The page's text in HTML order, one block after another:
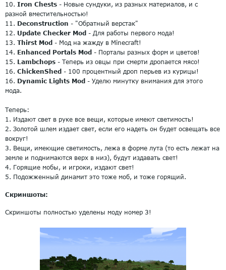
10. Iron Chests - Новые сундуки, из разных материалов, и с
разной вместительностью!
11. Deconstruction - "Обратный верстак"
12. Update Checker Mod - Для работы первого мода!
13. Thirst Mod - Мод на жажду в Minecraft!
14. Enhanced Portals Mod - Порталы разных форм и цветов!
15. Lambchops - Теперь из овцы при смерти дропается мясо!
16. ChickenShed - 100 процентный дроп перьев из курицы!
16. Dynamic Lights Mod - Уделю минутку внимания для этого
мода.
Теперь:
1. Издают свет в руке все вещи, которые имеют светимость!
2. Золотой шлем издает свет, если его надеть он будет освещать все
вокруг!
3. Вещи, имеющие светимость, лежа в форме лута (то есть лежат на
земле и поднимаются верх в низ), будут издавать свет!
4. Горящие мобы, и игроки, издают свет!
5. Подожженный динамит это тоже моб, и тоже горящий.
Скриншоты:
Скриншоты полностью уделены моду номер 3!